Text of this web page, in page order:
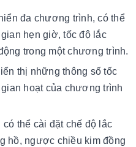
đa chương trình, có thể
hẹn giờ, tốc độ lắc
trong một chương trình.
thị những thông số tốc
hoạt của chương trình
thể cài đặt chế độ lắc
hồ, ngược chiều kim đồng